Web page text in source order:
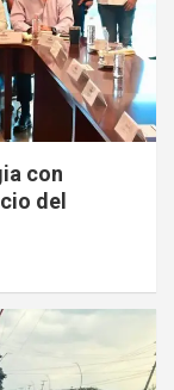
con
del